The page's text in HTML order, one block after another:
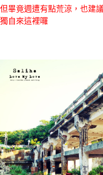
但畢竟週遭有點荒涼，也建
獨自來這裡囉